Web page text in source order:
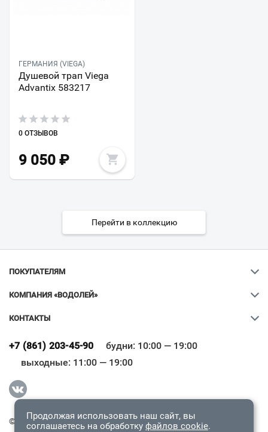
ГЕРМАНИЯ (VIEGA)
Душевой трап Viega
Advantix 583217
0 ОТЗЫВОВ
9 050 ₽
Перейти в коллекцию
ПОКУПАТЕЛЯМ
КОМПАНИЯ «ВОДОЛЕЙ»
КОНТАКТЫ
+7 (861) 203-45-90
будни: 10:00 — 19:00
выходные: 11:00 — 19:00
© 2009-2026 «Водолей Онлайн». Все права защищены.
Всё верно
Продолжая использовать наш сайт, вы
соглашаетесь на обработку файлов cookie.